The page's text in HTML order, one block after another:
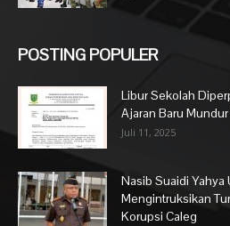
POSTING POPULER
Libur Sekolah
Ajaran Baru
Juli 11, 2025
Nasib Suaidi Yahya
Mengintruksikan
Korupsi Caleg